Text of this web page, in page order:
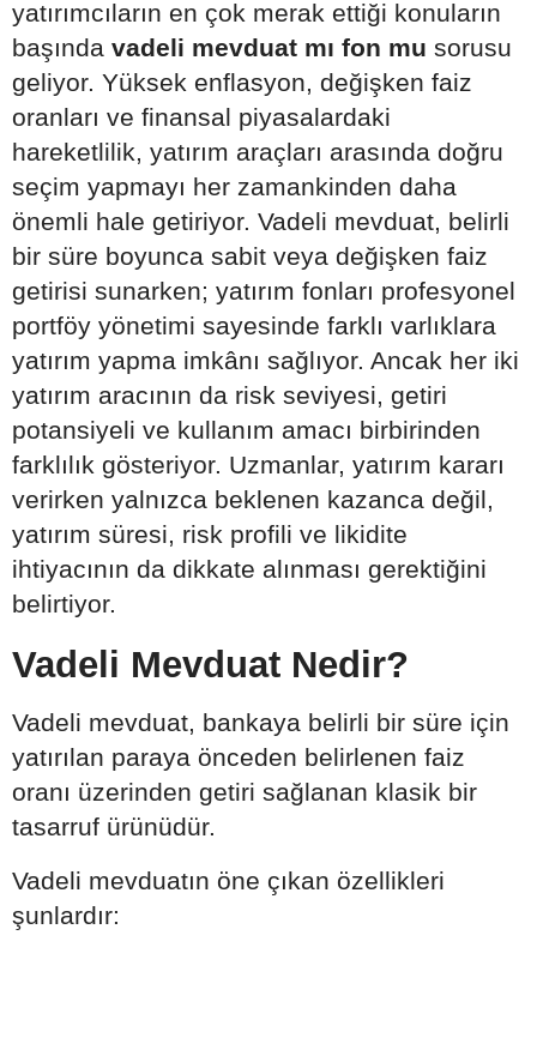
yatırımcıların en çok merak ettiği konuların
başında vadeli mevduat mı fon mu sorusu
geliyor. Yüksek enflasyon, değişken faiz
oranları ve finansal piyasalardaki
hareketlilik, yatırım araçları arasında doğru
seçim yapmayı her zamankinden daha
önemli hale getiriyor. Vadeli mevduat, belirli
bir süre boyunca sabit veya değişken faiz
getirisi sunarken; yatırım fonları profesyonel
portföy yönetimi sayesinde farklı varlıklara
yatırım yapma imkânı sağlıyor. Ancak her iki
yatırım aracının da risk seviyesi, getiri
potansiyeli ve kullanım amacı birbirinden
farklılık gösteriyor. Uzmanlar, yatırım kararı
verirken yalnızca beklenen kazanca değil,
yatırım süresi, risk profili ve likidite
ihtiyacının da dikkate alınması gerektiğini
belirtiyor.
Vadeli Mevduat Nedir?
Vadeli mevduat, bankaya belirli bir süre için
yatırılan paraya önceden belirlenen faiz
oranı üzerinden getiri sağlanan klasik bir
tasarruf ürünüdür.
Vadeli mevduatın öne çıkan özellikleri
şunlardır: